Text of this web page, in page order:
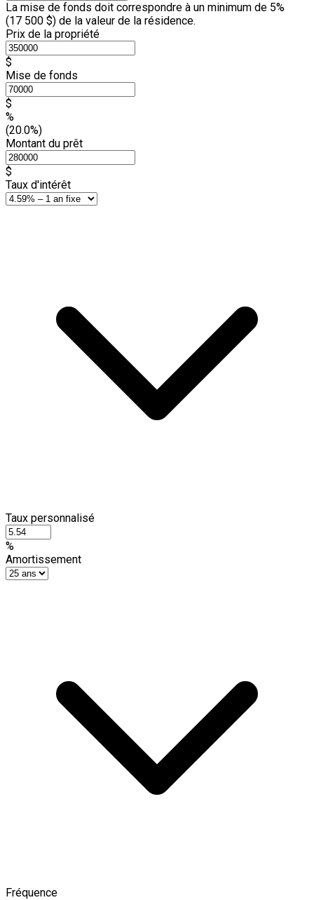
La mise de fonds doit correspondre à un minimum de 5%
(17 500 $) de la valeur de la résidence.
Prix de la propriété
$
Mise de fonds
$
%
(20.0%)
Montant du prêt
$
Taux d'intérêt
Taux personnalisé
%
Amortissement
Fréquence